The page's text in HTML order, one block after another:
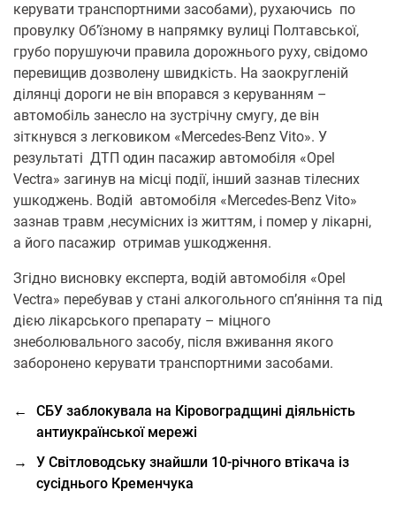
керувати транспортними засобами), рухаючись по
провулку Об’їзному в напрямку вулиці Полтавської,
грубо порушуючи правила дорожнього руху, свідомо
перевищив дозволену швидкість. На заокругленій
ділянці дороги не він впорався з керуванням –
автомобіль занесло на зустрічну смугу, де він
зіткнувся з легковиком «Mercedes-Benz Vito». У
результаті ДТП один пасажир автомобіля «Opel
Vectra» загинув на місці події, інший зазнав тілесних
ушкоджень. Водій автомобіля «Mercedes-Benz Vito»
зазнав травм ,несумісних із життям, і помер у лікарні,
а його пасажир отримав ушкодження.
Згідно висновку експерта, водій автомобіля «Opel
Vectra» перебував у стані алкогольного сп’яніння та під
дією лікарського препарату – міцного
знеболювального засобу, після вживання якого
заборонено керувати транспортними засобами.
←
СБУ заблокувала на Кіровоградщині діяльність
антиукраїнської мережі
→
У Світловодську знайшли 10-річного втікача із
сусіднього Кременчука